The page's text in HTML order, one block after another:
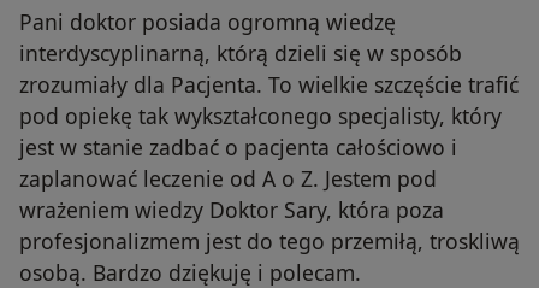
Pani doktor posiada ogromną wiedzę
interdyscyplinarną, którą dzieli się w sposób
zrozumiały dla Pacjenta. To wielkie szczęście trafić
pod opiekę tak wykształconego specjalisty, który
jest w stanie zadbać o pacjenta całościowo i
zaplanować leczenie od A o Z. Jestem pod
wrażeniem wiedzy Doktor Sary, która poza
profesjonalizmem jest do tego przemiłą, troskliwą
osobą. Bardzo dziękuję i polecam.